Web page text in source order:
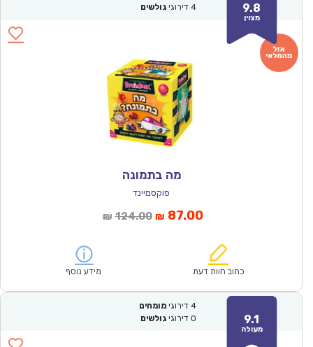
9.8
מצוין
4 דירוגי גולשים
מה בתמונה
פוקסמיינד
₪ 124.00המחיר
₪124.00.
₪ 87.00המחיר
הוא:
כתוב חוות דעת מידע נוסף
9.1
מעולה
4 דירוגי מומחים
0 דירוגי גולשים